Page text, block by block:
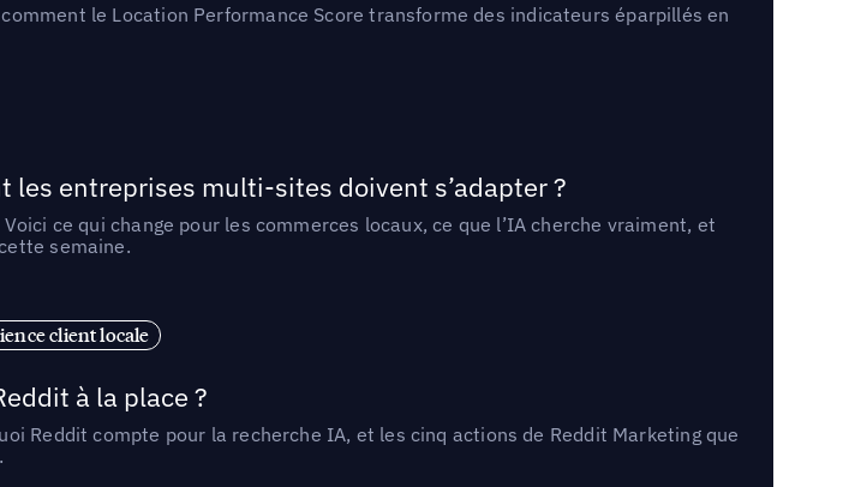
le Location Performance Score transforme des indicateurs éparpillés en
les entreprises multi-sites doivent s’adapter ?
ce qui change pour les commerces locaux, ce que l’IA cherche vraiment, et
semaine.
client locale
à la place ?
Reddit compte pour la recherche IA, et les cinq actions de Reddit Marketing que